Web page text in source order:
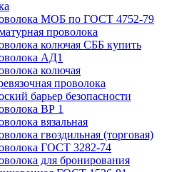
МОБ по ГОСТ 4752-79
проволока
колючая СББ купить
АД1
колючая
проволока
барьер безопасности
ВР 1
вязальная
гвоздильная (торговая)
ГОСТ 3282-74
для бронирования